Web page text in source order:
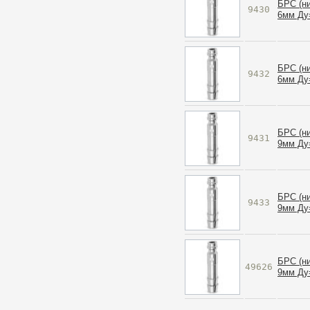
9430
БРС
6мм
9432
БРС
6мм
9431
БРС
9мм
9433
БРС
9мм
49626
БРС
9мм